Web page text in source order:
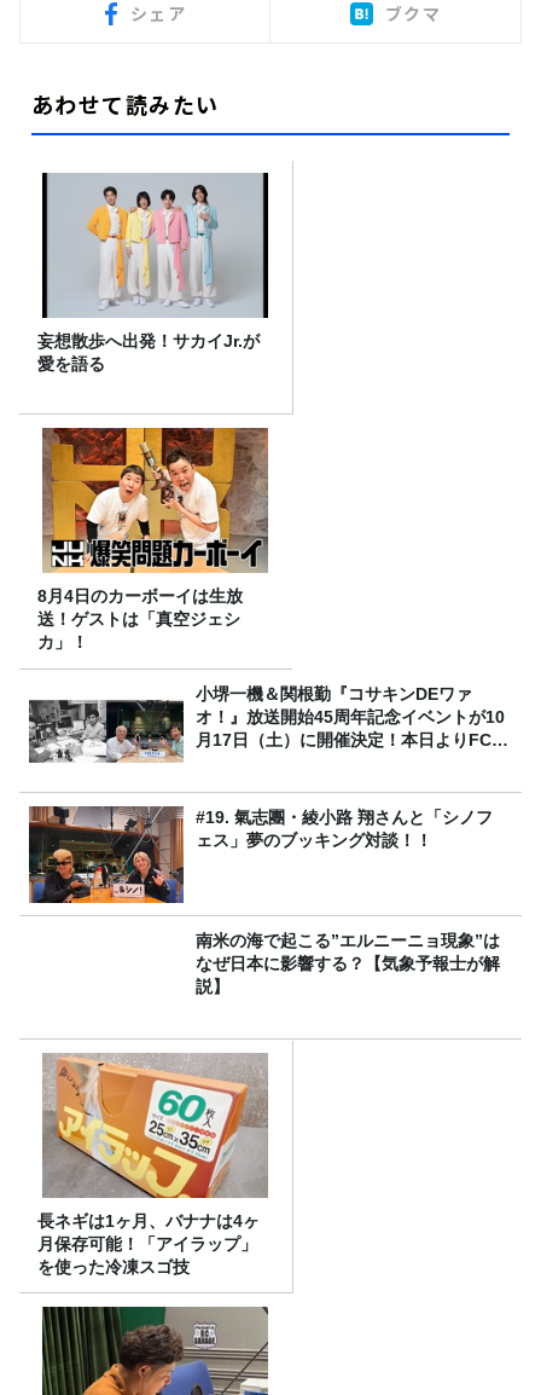
シェア ブクマ
あわせて読みたい
妄想散歩へ出発！サカイJr.が
愛を語る
8月4日のカーボーイは生放
送！ゲストは「真空ジェシ
カ」！
小堺一機＆関根勤『コサキンDEワァ
オ！』放送開始45周年記念イベントが10
月17日（土）に開催決定！本日よりFC先
#19. 氣志團・綾小路 翔さんと「シノフ
ェス」夢のブッキング対談！！
南米の海で起こる”エルニーニョ現象”は
なぜ日本に影響する？【気象予報士が解
説】
長ネギは1ヶ月、バナナは4ヶ
月保存可能！「アイラップ」
を使った冷凍スゴ技